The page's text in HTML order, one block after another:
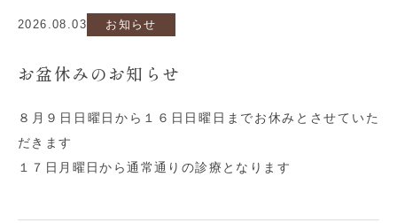
2026.08.03 お知らせ
お盆休みのお知らせ
８月９日日曜日から１６日日曜日までお休みとさせていた
だきます
１７日月曜日から通常通りの診療となります